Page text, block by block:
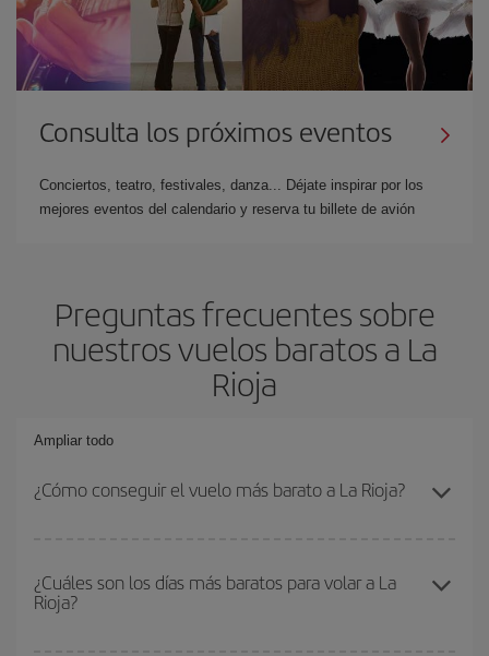
Consulta los próximos eventos
Conciertos, teatro, festivales, danza... Déjate inspirar por los
mejores eventos del calendario y reserva tu billete de avión
Preguntas frecuentes sobre
nuestros vuelos baratos a La
Rioja
Ampliar todo
¿Cómo conseguir el vuelo más barato a La Rioja?
barato si evitas temporadas altas, compras con antelación y
puedes ser flexible con las fechas y horarios de ida y vuelta.
¿Cuáles son los días más baratos para volar a La
Rioja?